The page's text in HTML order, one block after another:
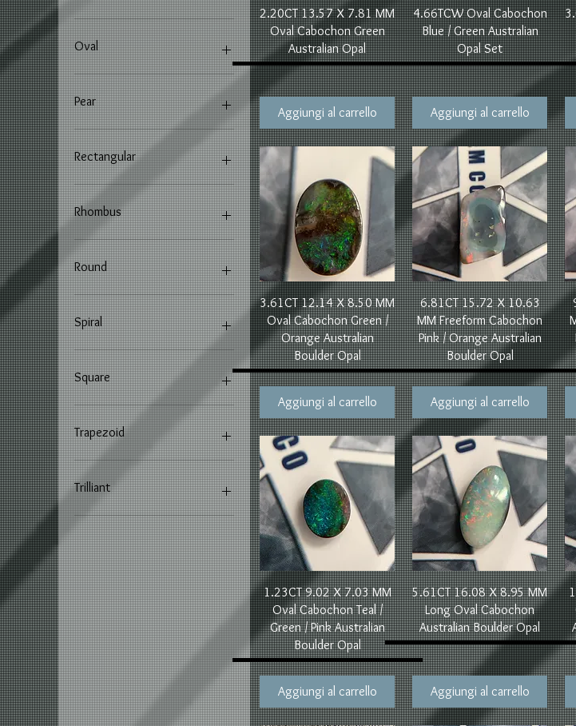
Oval
Pear
Rectangular
Rhombus
Round
Spiral
Square
Trapezoid
Trilliant
Vista rapida
2.20CT 13.57 X 7.81 MM
Oval Cabochon Green
Australian Opal
Aggiungi al carrello
Vista rapida
4.66TCW Oval Cabochon
Blue / Green Australian
Opal Set
Aggiungi al carrello
Vista rapida
3.61CT 12.14 X 8.50 MM
Oval Cabochon Green /
Orange Australian
Boulder Opal
Aggiungi al carrello
Vista rapida
6.81CT 15.72 X 10.63
MM Freeform Cabochon
Pink / Orange Australian
Boulder Opal
Aggiungi al carrello
Vista rapida
1.23CT 9.02 X 7.03 MM
Oval Cabochon Teal /
Green / Pink Australian
Boulder Opal
Aggiungi al carrello
Vista rapida
5.61CT 16.08 X 8.95 MM
Long Oval Cabochon
Australian Boulder Opal
Aggiungi al carrello